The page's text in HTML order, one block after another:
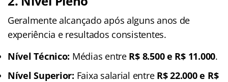
Geralmente alcançado após alguns anos de
experiência e resultados consistentes.
Nível Técnico: Médias entre R$ 8.500 e R$ 11.000.
Nível Superior: Faixa salarial entre R$ 22.000 e R$